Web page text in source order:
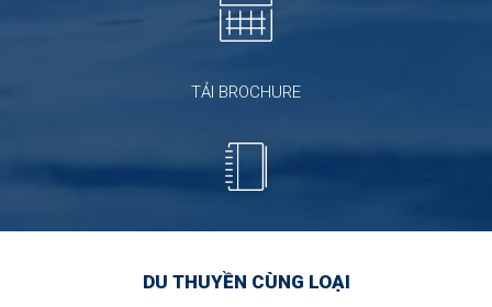
TẢI BROCHURE
DU THUYỀN CÙNG LOẠI